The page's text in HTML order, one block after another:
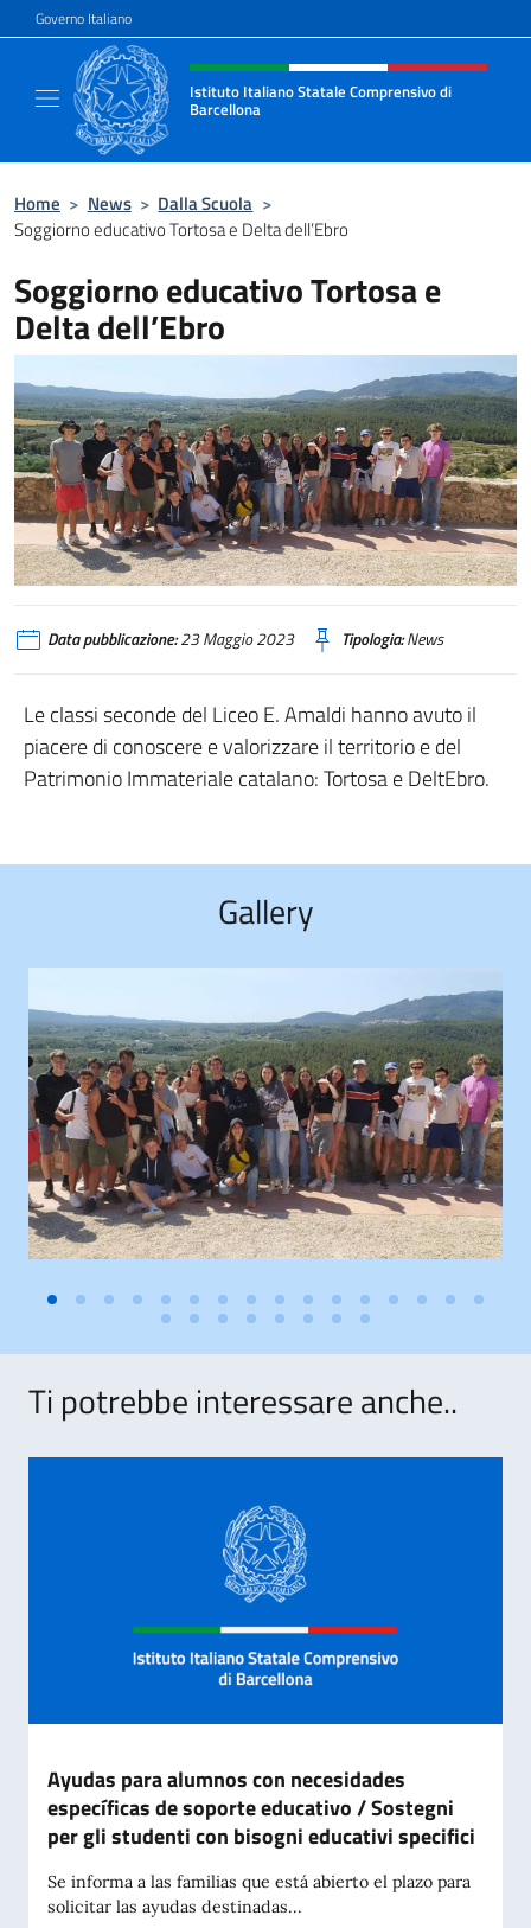
Salta al contenuto
Governo Italiano
Intestazione sito, social e menù
Istituto Italiano Statale Comprensivo di
Barcellona
Home > News > Dalla Scuola >
Soggiorno educativo Tortosa e Delta dell’Ebro
Soggiorno educativo Tortosa e
Delta dell’Ebro
Data pubblicazione:23 Maggio 2023 Tipologia:News
Le classi seconde del Liceo E. Amaldi hanno avuto il
piacere di conoscere e valorizzare il territorio e del
Patrimonio Immateriale catalano: Tortosa e DeltEbro.
Gallery
Ti potrebbe interessare anche..
Ayudas para alumnos con necesidades
específicas de soporte educativo / Sostegni
per gli studenti con bisogni educativi specifici
Se informa a las familias que está abierto el plazo para
solicitar las ayudas destinadas...